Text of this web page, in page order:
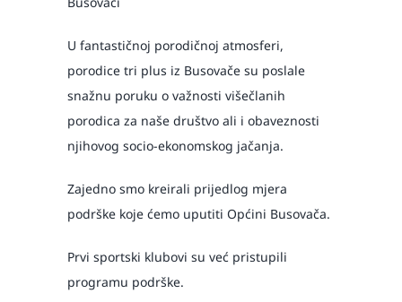
U fantastičnoj porodičnoj atmosferi,
porodice tri plus iz Busovače su poslale
snažnu poruku o važnosti višečlanih
porodica za naše društvo ali i obaveznosti
njihovog socio-ekonomskog jačanja.
Zajedno smo kreirali prijedlog mjera
podrške koje ćemo uputiti Općini Busovača.
Prvi sportski klubovi su već pristupili
programu podrške.